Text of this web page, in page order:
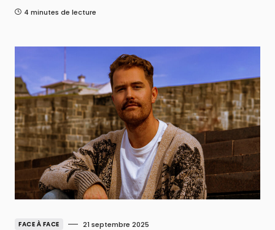
4 minutes de lecture
FACE À FACE 21 septembre 2025